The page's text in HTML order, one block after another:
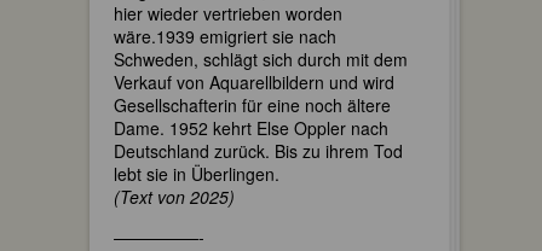
hier wieder vertrieben worden
wäre.1939 emigriert sie nach
Schweden, schlägt sich durch mit dem
Verkauf von Aquarellbildern und wird
Gesellschafterin für eine noch ältere
Dame. 1952 kehrt Else Oppler nach
Deutschland zurück. Bis zu ihrem Tod
lebt sie in Überlingen.
(Text von 2025)
—————-